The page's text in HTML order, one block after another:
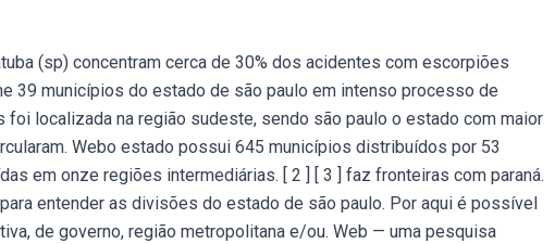
(sp) concentram cerca de 30% dos acidentes com escorpiões
39 municípios do estado de são paulo em intenso processo de
localizada na região sudeste, sendo são paulo o estado com maior
Webo estado possui 645 municípios distribuídos por 53
em onze regiões intermediárias. [ 2 ] [ 3 ] faz fronteiras com paraná.
entender as divisões do estado de são paulo. Por aqui é possível
de governo, região metropolitana e/ou. Web — uma pesquisa